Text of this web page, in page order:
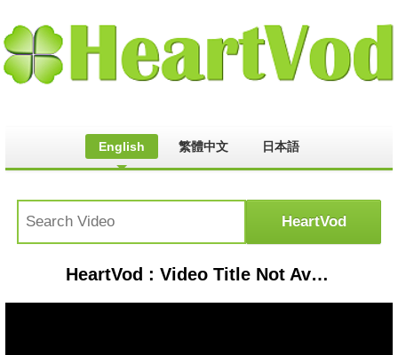
English 繁體中文 日本語
HeartVod : Video Title Not Available